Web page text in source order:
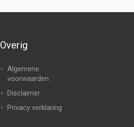
Overig
Algemene
voorwaarden
Disclaimer
Privacy verklaring